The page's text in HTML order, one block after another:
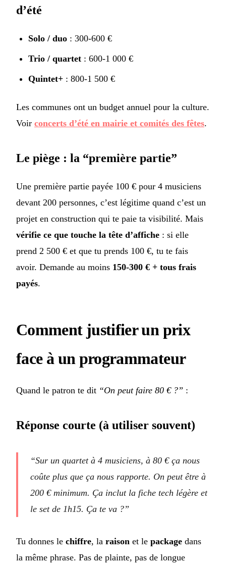
d’été
Solo / duo : 300-600 €
Trio / quartet : 600-1 000 €
Quintet+ : 800-1 500 €
Les communes ont un budget annuel pour la culture.
Voir concerts d’été en mairie et comités des fêtes.
Le piège : la “première partie”
Une première partie payée 100 € pour 4 musiciens
devant 200 personnes, c’est légitime quand c’est un
projet en construction qui te paie ta visibilité. Mais
vérifie ce que touche la tête d’affiche : si elle
prend 2 500 € et que tu prends 100 €, tu te fais
avoir. Demande au moins 150-300 € + tous frais
payés.
Comment justifier un prix
face à un programmateur
Quand le patron te dit “On peut faire 80 € ?” :
Réponse courte (à utiliser souvent)
“Sur un quartet à 4 musiciens, à 80 € ça nous
coûte plus que ça nous rapporte. On peut être à
200 € minimum. Ça inclut la fiche tech légère et
le set de 1h15. Ça te va ?”
Tu donnes le chiffre, la raison et le package dans
la même phrase. Pas de plainte, pas de longue